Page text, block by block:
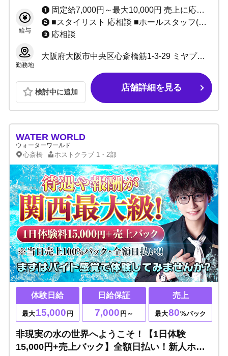
給与
固定給7,000円～最大10,000円 売上に応じてインセンティブあり（最低60%～最高80%） ★完全日払い制 その他、各種ボーナスあり ※当店は保証制度ではなく固定給制度です。 保証は売上バックが保証金額を上回れば無くなってしまいますが、 固定給は売上バックが上回っても無くなりません。 「固定給+売上バック」があなたのお給料になります！！ 例：保証の場合、保証1万円で売上バック2万円なら、 売上バック2万円分があなたのお給料です。 固定給の場合、固定1万円で売上バック2万円なら、 固定+売上＝合計3万円がお給料です♪ 固定給は永久に無くなりませんのでご安心ください。
■スタイリスト 応相談 ■ホールスタッフ(ボーイ：内勤) 日給10,000円～ ■DJ・ダンサー 応相談 ■店舗運営スタッフ 1:日給10,000円～＋能力給 2:月給10万～40万＋能力給 ■管理職各種 1:日給7,000円～10,000円＋能力給 2:月給20万～40万円＋能力給(社員) ■サイト運営スタッフ 応相談
応相談
勤務地
大阪府大阪市中央区心斎橋筋1-3-29 ミヤプラザ心斎橋6F
検討中に追加 店舗詳細を見る
WATER WORLD
ウォーターワールド
心斎橋 ホストクラブ 1・2部
体験日給
最大15,000 円
日給保証
7,000 円～
売上
最大80%バック
非現実の水の世界へようこそ！【1日体験
15,000円+売上バック】全額日払い！新人ホス